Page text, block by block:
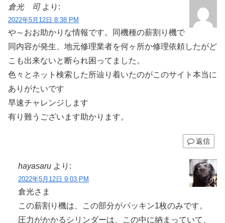
倉光 司 より:
2022年5月12日 8:38 PM
や～おお助かりな情報です。同機種の薪割り機で
同内容が発生、地元修理業者を何ヶ所か修理依頼したがど
こも出来ないと断られ困ってました。
色々とネット検索した所辿り着いたのがこのサイト本当に
ありがたいです
早速チャレンジします
有り難うございます助かります。
返信
hayasaru より:
2022年5月12日 9:03 PM
倉光さま
この薪割り機は、この部分がパッキン1枚のみです。
圧力がかかるシリンダーは、この中に納まっていて、